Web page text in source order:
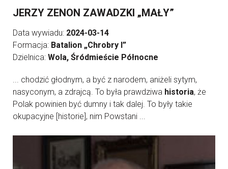
JERZY ZENON ZAWADZKI „MAŁY”
Data wywiadu: 2024-03-14
Formacja: Batalion „Chrobry I”
Dzielnica: Wola, Śródmieście Północne
... chodzić głodnym, a być z narodem, aniżeli sytym,
nasyconym, a zdrajcą. To była prawdziwa historia, że
Polak powinien być dumny i tak dalej. To były takie
okupacyjne [historie], nim Powstani ...